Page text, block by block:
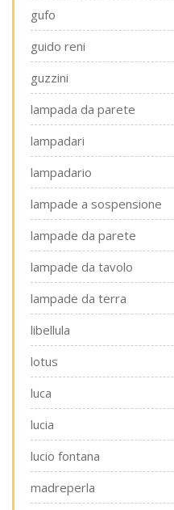
gufo
guido reni
guzzini
lampada da parete
lampadari
lampadario
lampade a sospensione
lampade da parete
lampade da tavolo
lampade da terra
libellula
lotus
luca
lucia
lucio fontana
madreperla